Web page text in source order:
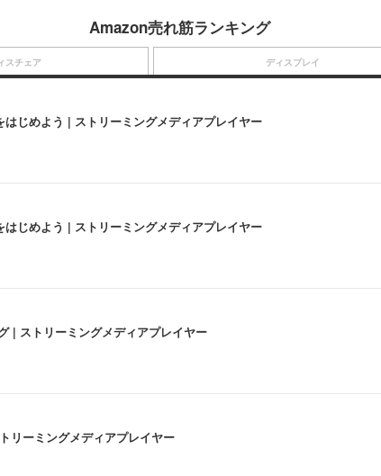
Amazon売れ筋ランキング
じめよう | ストリーミングメディアプレイヤー
じめよう | ストリーミングメディアプレイヤー
| ストリーミングメディアプレイヤー
ーミングメディアプレイヤー
スチェア ディスプレイ